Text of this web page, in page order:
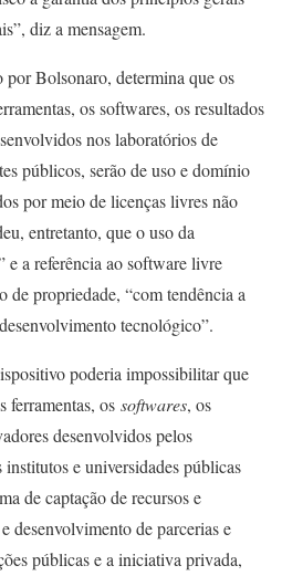
diz a mensagem.
Bolsonaro, determina que os
os softwares, os resultados
nos laboratórios de
públicos, serão de uso e domínio
por meio de licenças livres não
entretanto, que o uso da
e a referência ao software livre
de propriedade, “com tendência a
tecnológico”.
poderia impossibilitar que
ferramentas, os softwares, os
desenvolvidos pelos
e universidades públicas
de captação de recursos e
desenvolvimento de parcerias e
públicas e a iniciativa privada,